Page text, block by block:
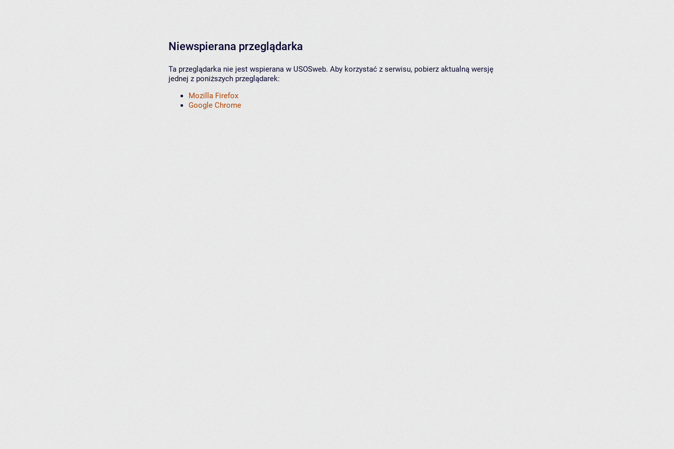
Niewspierana przeglądarka
Ta przeglądarka nie jest wspierana w USOSweb. Aby korzystać z serwisu, pobierz aktualną wersję
jednej z poniższych przeglądarek:
Mozilla Firefox
Google Chrome